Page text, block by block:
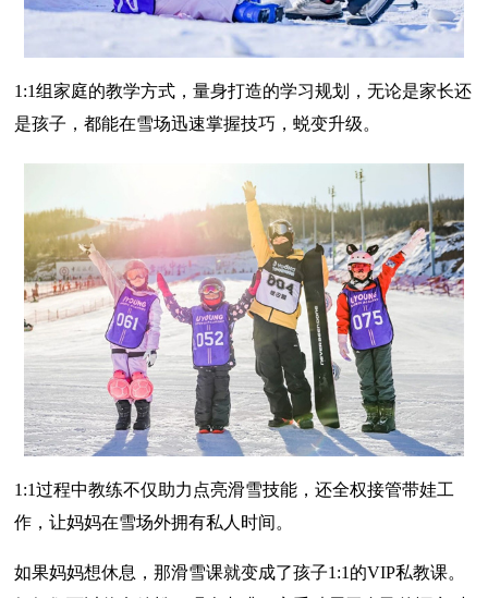
1:1组家庭的教学方式，量身打造的学习规划，无论是家长还
是孩子，都能在雪场迅速掌握技巧，蜕变升级。
1:1过程中教练不仅助力点亮滑雪技能，还全权接管带娃工
作，让妈妈在雪场外拥有私人时间。
如果妈妈想休息，那滑雪课就变成了孩子1:1的VIP私教课。